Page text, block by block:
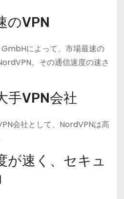
のVPN
によって、市場最速の
。その通信速度の速さ
手VPN会社
会社として、NordVPNは高
が速く、セキュ